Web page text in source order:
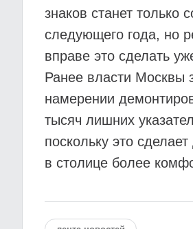
знаков станет только
следующего года, но
вправе это сделать
Ранее власти Москвы
намерении
тысяч лишних
поскольку это
в столице более